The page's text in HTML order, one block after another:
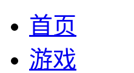
首页
游戏